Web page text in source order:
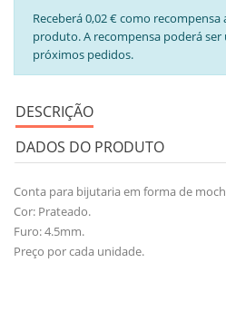
Receberá 0,02 € como
produto. A recompensa poderá ser
próximos pedidos.
DESCRIÇÃO
DADOS DO PRODUTO
Conta para bijutaria em forma de
Cor: Prateado.
Furo: 4.5mm.
Preço por cada unidade.